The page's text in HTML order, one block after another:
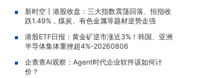
08-07 11:22 |南方两倍做多海力士(07709.HK)
早盘跌8.63%，成交额达46.56亿港元
08-07 11:04 | PP科创50(03151.HK)早盘涨1.3
3%，成交额达706.11万港元
新时空丨港股收盘：三大指数震荡回落、恒指收
跌1.49%，煤炭、有色金属等题材逆势走强
港股ETF日报：黄金矿逆市涨近3%！韩国、亚洲
半导体集体重挫超4%-20260806
企查查AI观察：Agent时代企业软件该如何计
价？